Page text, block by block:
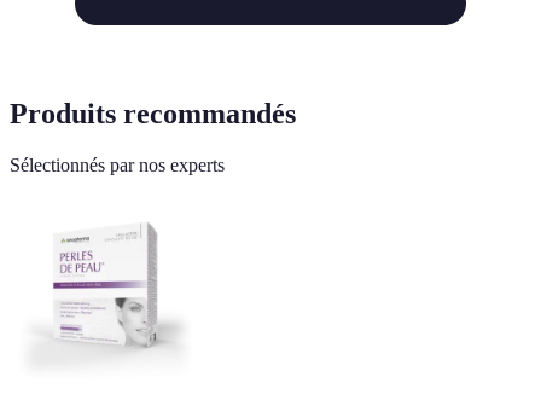
Produits recommandés
Sélectionnés par nos experts